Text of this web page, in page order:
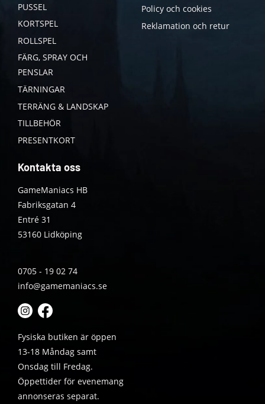
PUSSEL
KORTSPEL
ROLLSPEL
FÄRG, SPRAY OCH
PENSLAR
TÄRNINGAR
TERRÄNG & LANDSKAP
TILLBEHÖR
PRESENTKORT
Policy och cookies
Reklamation och retur
Kontakta oss
GameManiacs HB
Fabriksgatan 4
Entré 31
53160 Lidköping
0705 - 19 02 74
info@gamemaniacs.se
Fysiska butiken är öppen
13-18 Måndag samt
Onsdag till Fredag.
Öppettider för evenemang
annonseras separat.